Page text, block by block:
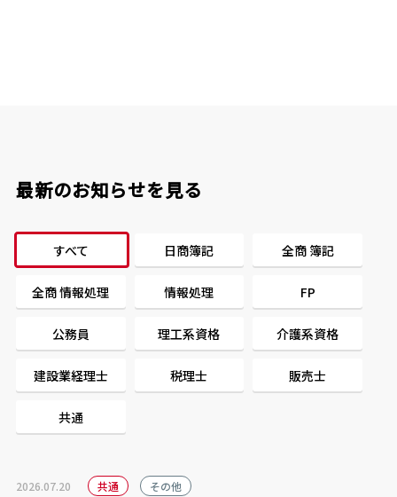
最新のお知らせを見る
すべて 日商簿記 全商 簿記
全商 情報処理 情報処理 FP
公務員 理工系資格 介護系資格
建設業経理士 税理士 販売士
共通
2026.07.20 共通 その他